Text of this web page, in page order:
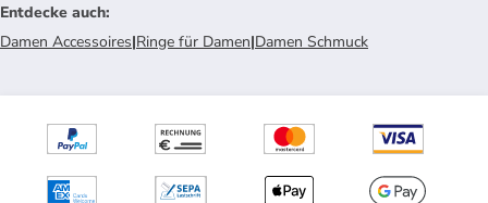
Entdecke auch:
Damen Accessoires|Ringe für Damen|Damen Schmuck